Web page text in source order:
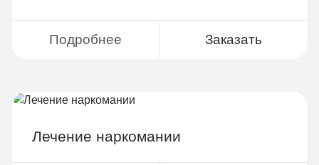
Поддержка родственников
Подробнее Заказать
Лечение наркомании